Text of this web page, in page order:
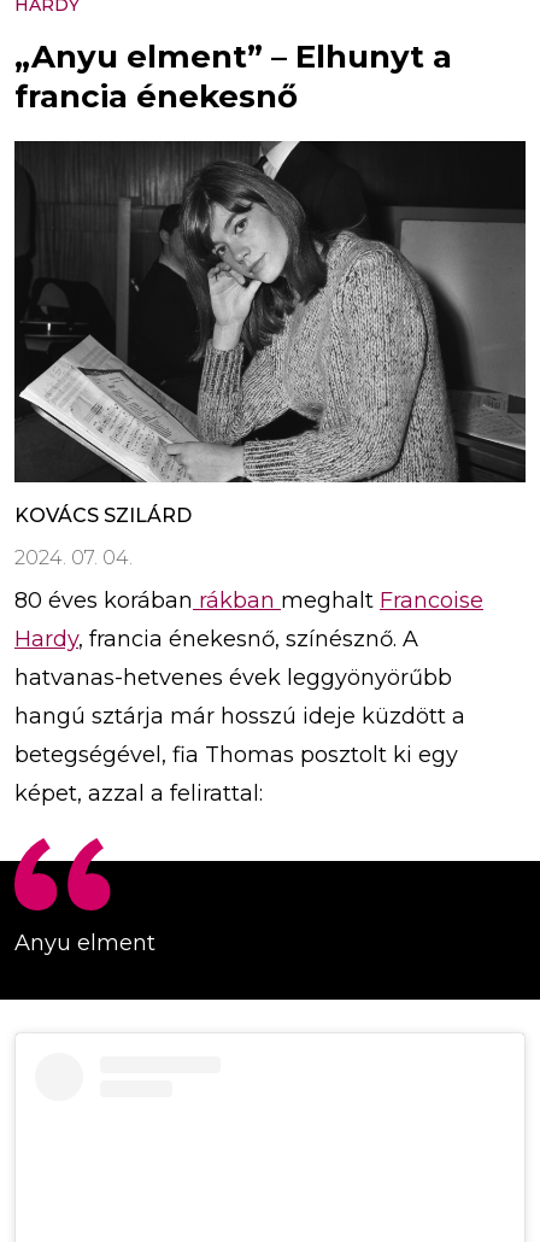
HARDY
„Anyu elment” – Elhunyt a
francia énekesnő
KOVÁCS SZILÁRD
2024. 07. 04.
80 éves korában rákban meghalt Francoise
Hardy, francia énekesnő, színésznő. A
hatvanas-hetvenes évek leggyönyörűbb
hangú sztárja már hosszú ideje küzdött a
betegségével, fia Thomas posztolt ki egy
képet, azzal a felirattal:
Anyu elment